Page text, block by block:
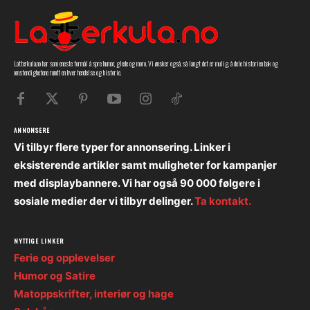
Latterkula.no har som eneste formål å spre humor, glede og moro. Vi ønsker også, så langt det er mulig, å dele historien bak og
omstendighetene rundt en hver hendelse og historie.
ANNONSERE
Vi tilbyr flere typer for annonsering. Linker i
eksisterende artikler samt muligheter for kampanjer
med displaybannere. Vi har også 90 000 følgere i
sosiale medier der vi tilbyr delinger.Ta kontakt.
NYTTIGE LINKER
Ferie og opplevelser
Humor og Satire
Matoppskrifter, interiør og hage